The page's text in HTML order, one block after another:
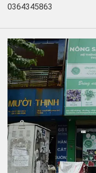
0364345863